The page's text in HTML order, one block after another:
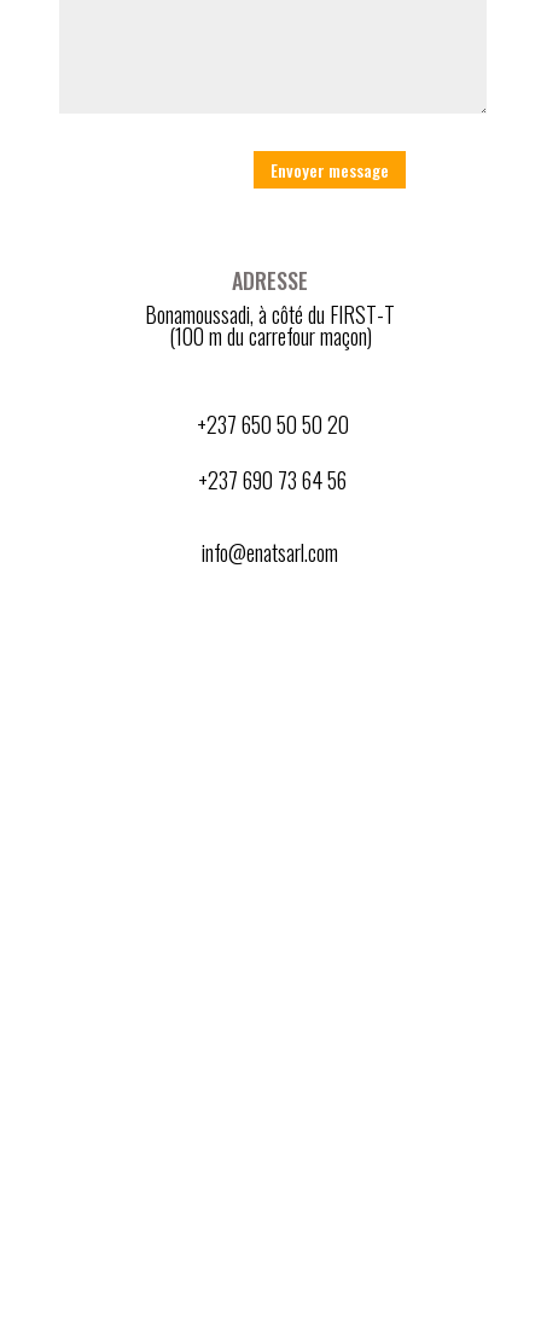
Envoyer message
ADRESSE
Bonamoussadi, à côté du FIRST-T
(100 m du carrefour maçon)
+237 650 50 50 20
+237 690 73 64 56
info@enatsarl.com